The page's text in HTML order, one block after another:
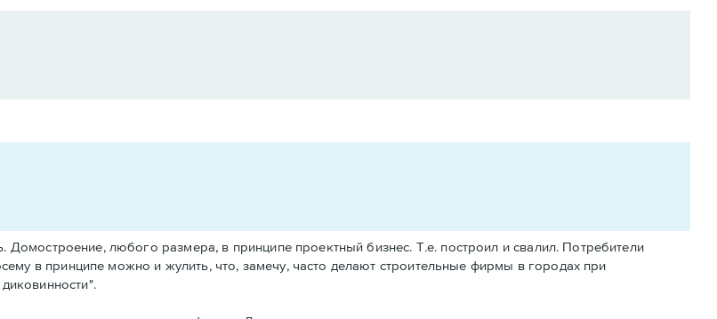
Домостроение, любого размера, в принципе проектный бизнес. Т.е. построил и свалил. Потребители
в принципе можно и жулить, что, замечу, часто делают строительные фирмы в городах при